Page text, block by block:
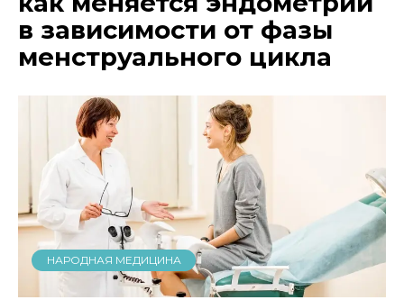
в зависимости от фазы
менструального цикла
НАРОДНАЯ МЕДИЦИНА